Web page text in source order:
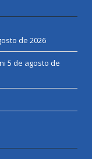
de 2026
5 de agosto de